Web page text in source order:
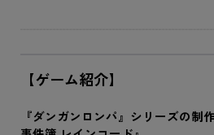
【ゲーム紹介】
『ダンガンロンパ』シリーズの制